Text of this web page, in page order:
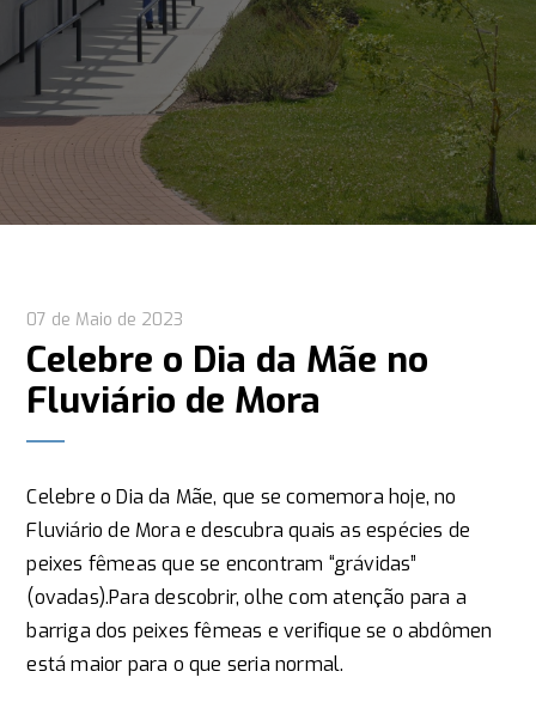
07 de Maio de 2023
Celebre o Dia da Mãe no
Fluviário de Mora
Celebre o Dia da Mãe, que se comemora hoje, no
Fluviário de Mora e descubra quais as espécies de
peixes fêmeas que se encontram “grávidas”
(ovadas).Para descobrir, olhe com atenção para a
barriga dos peixes fêmeas e verifique se o abdômen
está maior para o que seria normal.